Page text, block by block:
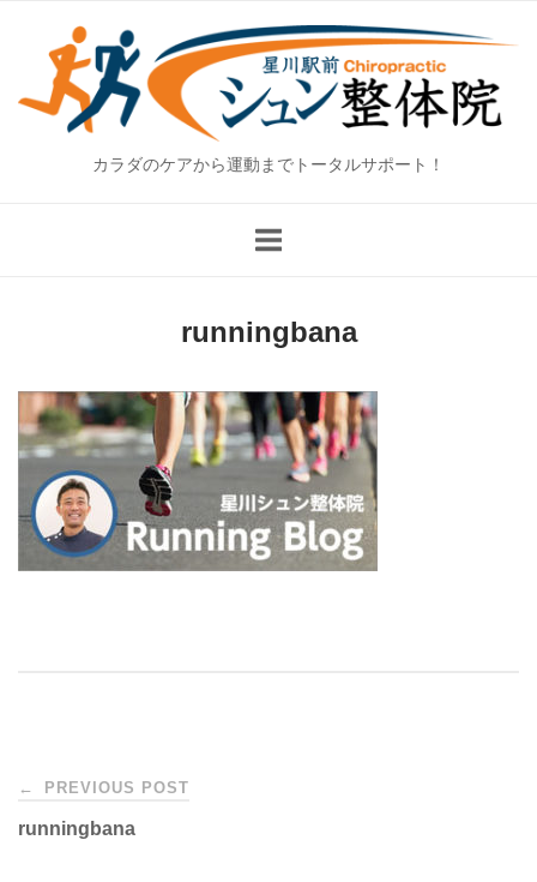
content
カラダのケアから運動までトータルサポート！
runningbana
Post
navigation
← PREVIOUS POST
runningbana